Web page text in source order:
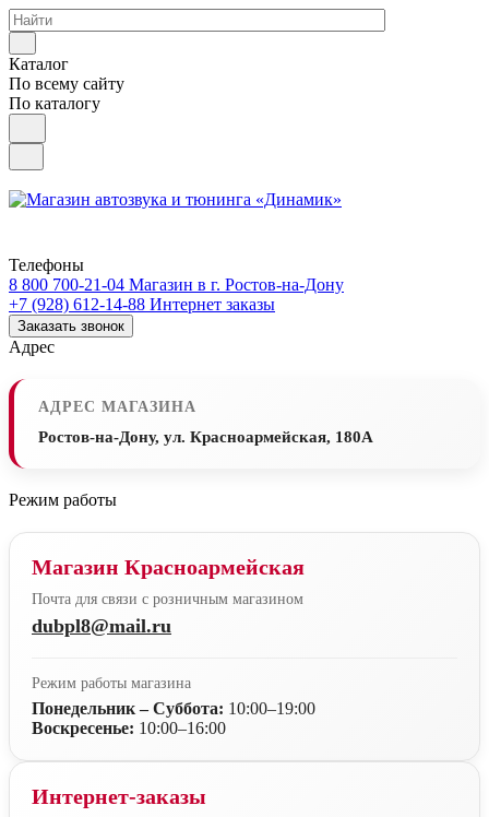
Каталог
По всему сайту
По каталогу
Телефоны
8 800 700-21-04 Магазин в г. Ростов-на-Дону
+7 (928) 612-14-88 Интернет заказы
Заказать звонок
Адрес
АДРЕС МАГАЗИНА
Ростов-на-Дону, ул. Красноармейская, 180А
Режим работы
Магазин Красноармейская
Почта для связи с розничным магазином
dubpl8@mail.ru
Режим работы магазина
Понедельник – Суббота: 10:00–19:00
Воскресенье: 10:00–16:00
Интернет-заказы